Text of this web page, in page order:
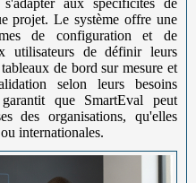
aux spécificités de
projet. Le système offre une
de configuration et de
utilisateurs de définir leurs
de bord sur mesure et
selon leurs besoins
que SmartEval peut
des organisations, qu'elles
internationales.